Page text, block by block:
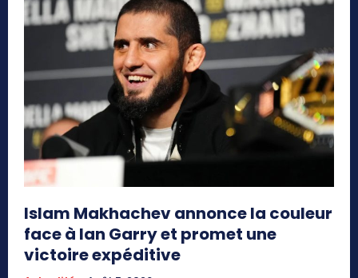
Islam Makhachev annonce la couleur
face à Ian Garry et promet une
victoire expéditive